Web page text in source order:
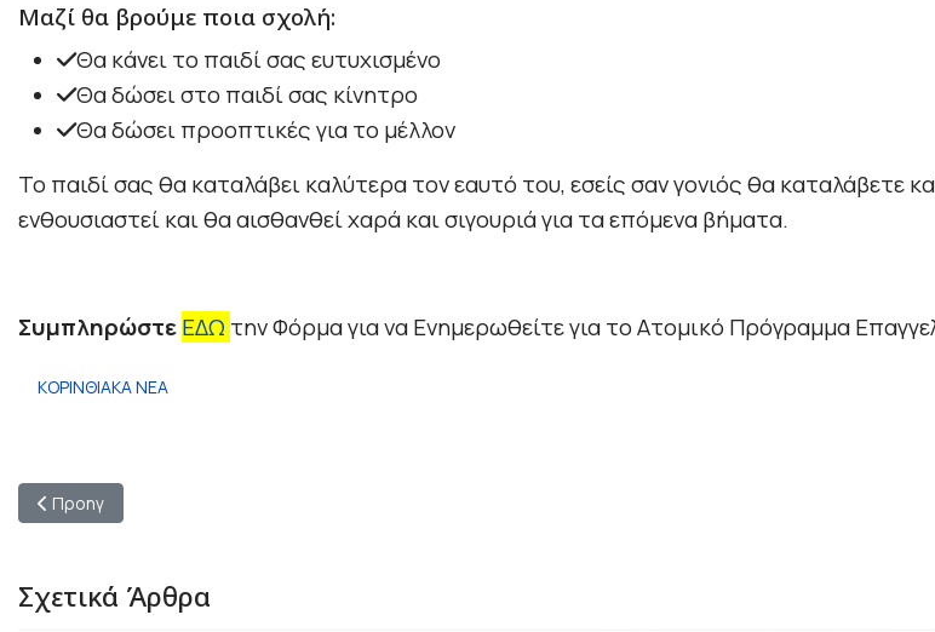
Μαζί θα βρούμε ποια σχολή:
Θα κάνει το παιδί σας ευτυχισμένο
Θα δώσει στο παιδί σας κίνητρο
Θα δώσει προοπτικές για το μέλλον
Το παιδί σας θα καταλάβει καλύτερα τον εαυτό του, εσείς σαν γονιός θα καταλάβετε
ενθουσιαστεί και θα αισθανθεί χαρά και σιγουριά για τα επόμενα βήματα.
ΣυμπληρώστεΕΔΩ την Φόρμα για να Ενημερωθείτε για το Ατομικό Πρόγραμμα
ΚΟΡΙΝΘΙΑΚΑ ΝΕΑ
Προηγούμενο άρθρο: Πάσχα στην Αρχαία Κόρινθο – Κατανυκτική Ατμόσφαιρα σε Έναν Ιστορικό Προορισμό
Προηγ
Σχετικά Άρθρα